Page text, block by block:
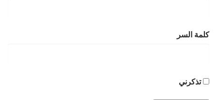
كلمة السر
تذكرني